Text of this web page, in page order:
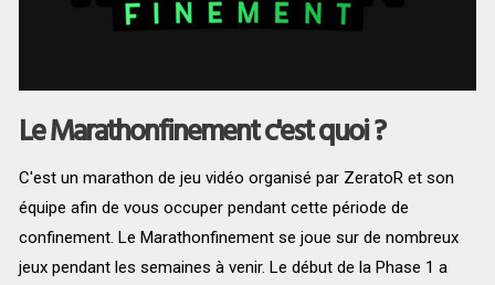
Le Marathonfinement c'est quoi ?
C'est un marathon de jeu vidéo organisé par ZeratoR et son
équipe afin de vous occuper pendant cette période de
confinement. Le Marathonfinement se joue sur de nombreux
jeux pendant les semaines à venir. Le début de la Phase 1 a